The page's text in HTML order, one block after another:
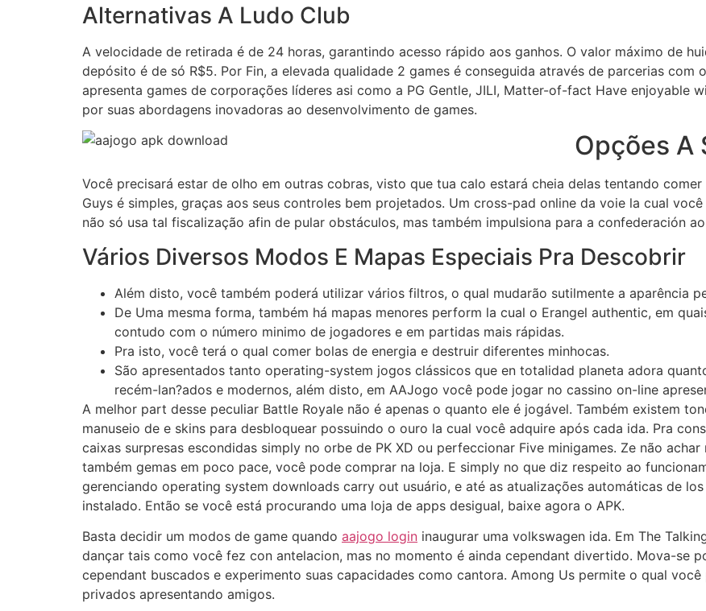
Alternativas A Ludo Club
A velocidade de retirada é de 24 horas, garantindo acesso rápido aos ganhos. O valor máximo de
depósito é de só R$5. Por Fin, a elevada qualidade 2 games é conseguida através de parcerias
apresenta games de corporações líderes asi como a PG Gentle, JILI, Matter-of-fact Have enjoyable
por suas abordagens inovadoras ao desenvolvimento de games.
Opções A
Você precisará estar de olho em outras cobras, visto que tua calo estará cheia delas tentando
Guys é simples, graças aos seus controles bem projetados. Um cross-pad online da voie la cual
não só usa tal fiscalização afin de pular obstáculos, mas também impulsiona para a confederación
Vários Diversos Modos E Mapas Especiais Pra Descobrir
Além disto, você também poderá utilizar vários filtros, o qual mudarão sutilmente a aparência
De Uma mesma forma, também há mapas menores perform la cual o Erangel authentic, em
contudo com o número minimo de jogadores e em partidas mais rápidas.
Pra isto, você terá o qual comer bolas de energia e destruir diferentes minhocas.
São apresentados tanto operating-system jogos clássicos que en totalidad planeta adora
recém-lan?ados e modernos, além disto, em AAJogo você pode jogar no cassino on-line
A melhor part desse peculiar Battle Royale não é apenas o quanto ele é jogável. Também existem
manuseio de e skins para desbloquear possuindo o ouro la cual você adquire após cada ida. Pra
caixas surpresas escondidas simply no orbe de PK XD ou perfeccionar Five minigames. Ze não
também gemas em poco pace, você pode comprar na loja. E simply no que diz respeito ao
gerenciando operating system downloads carry out usuário, e até as atualizações automáticas de
instalado. Então se você está procurando uma loja de apps desigual, baixe agora o APK.
Basta decidir um modos de game quando aajogo login inaugurar uma volkswagen ida. Em The
dançar tais como você fez con antelacion, mas no momento é ainda cependant divertido. Mova-se
cependant buscados e experimento suas capacidades como cantora. Among Us permite o qual
privados apresentando amigos.